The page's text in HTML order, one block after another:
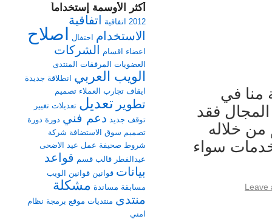
منا في
فقد
خلاله
سواء
Leave
أكثر الأوسمة إستخداماً
2012 اتفاقية
اتفاقية
الاستخدام احتفال اصلاح
اعضاء اقسام الشركات
العضويات المرفقات المنتدى
الويب العربي انطلاقة جديدة
ايقاف تجارب العملاء تصميم
تطوير تعديل تعديلات تغيير
توقف جديد دعم فني دورة دورة
تصميم سوق الاستضافة شركة
شروط صحيفة عمل عيد الاضحى
عيدالفطر قالب قسم قواعد
بيانات قوانين قوانين الويب
مسابقة مساندة مشكلة
منتدى منتديات موقع برمجة نظام
امني